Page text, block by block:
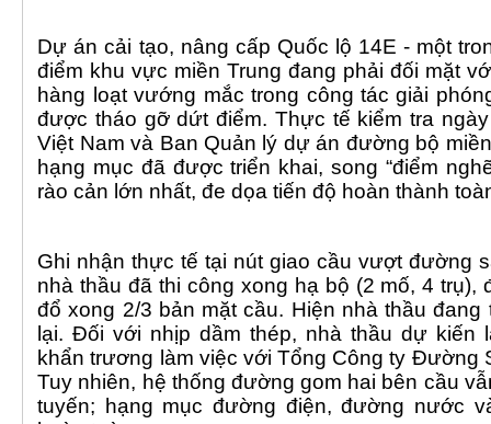
Dự án cải tạo, nâng cấp Quốc lộ 14E - một
điểm khu vực miền Trung đang phải đối mặt
hàng loạt vướng mắc trong công tác giải
được tháo gỡ dứt điểm. Thực tế kiểm tra
Việt Nam và Ban Quản lý dự án đường bộ
hạng mục đã được triển khai, song “điểm
rào cản lớn nhất, đe dọa tiến độ hoàn thành
Ghi nhận thực tế tại nút giao cầu vượt đường
nhà thầu đã thi công xong hạ bộ (2 mố, 4 trụ),
đổ xong 2/3 bản mặt cầu. Hiện nhà thầu
lại. Đối với nhịp dầm thép, nhà thầu dự kiến
khẩn trương làm việc với Tổng Công ty Đường
Tuy nhiên, hệ thống đường gom hai bên cầu
tuyến; hạng mục đường điện, đường nước